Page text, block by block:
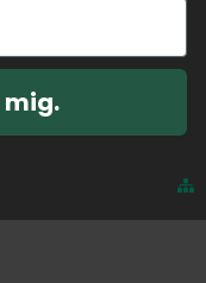
mig.